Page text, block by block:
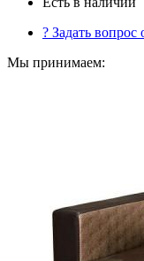
? Задать вопрос
Мы принимаем: